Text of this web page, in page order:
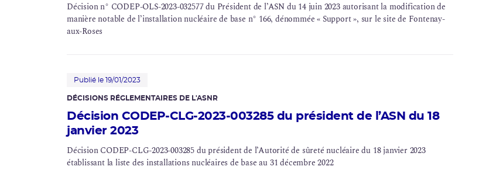
Décision n° CODEP-OLS-2023-032577 du Président de l’ASN du 14 juin 2023 autorisant la modification de
manière notable de l’installation nucléaire de base n° 166, dénommée « Support », sur le site de Fontenay-
aux-Roses
Publié le 19/01/2023
DÉCISIONS RÉGLEMENTAIRES DE L'ASNR
Décision CODEP-CLG-2023-003285 du président de l’ASN du 18
janvier 2023
Décision CODEP-CLG-2023-003285 du président de l’Autorité de sûreté nucléaire du 18 janvier 2023
établissant la liste des installations nucléaires de base au 31 décembre 2022